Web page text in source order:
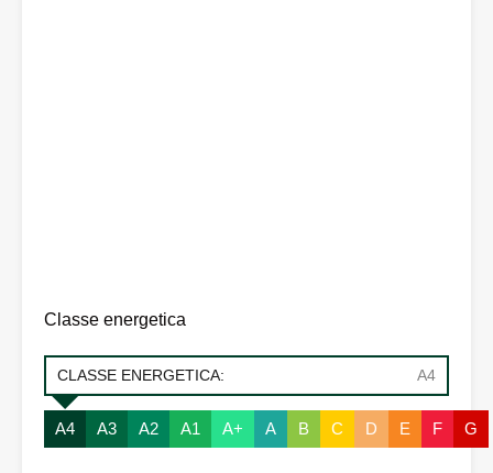
Classe energetica
CLASSE ENERGETICA: A4
A4 A3 A2 A1 A+ A B C D E F G